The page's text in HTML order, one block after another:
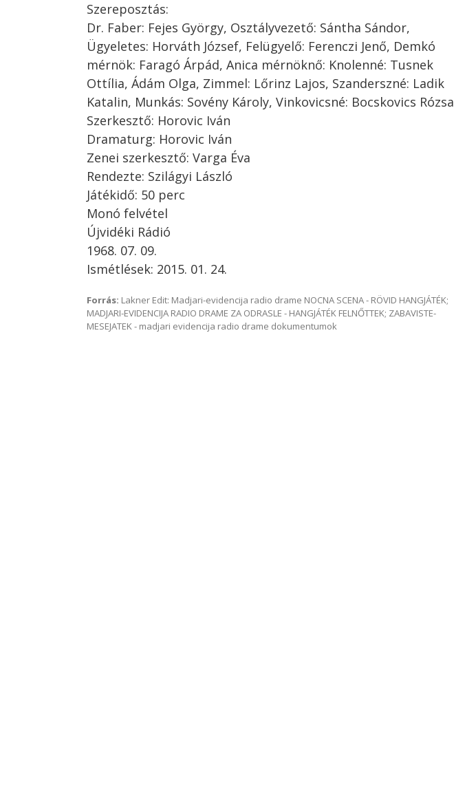
Szereposztás:
Dr. Faber: Fejes György, Osztályvezető: Sántha Sándor,
Ügyeletes: Horváth József, Felügyelő: Ferenczi Jenő, Demkó
mérnök: Faragó Árpád, Anica mérnöknő: Knolenné: Tusnek
Ottília, Ádám Olga, Zimmel: Lőrinz Lajos, Szanderszné: Ladik
Katalin, Munkás: Sovény Károly, Vinkovicsné: Bocskovics Rózsa
Szerkesztő: Horovic Iván
Dramaturg: Horovic Iván
Zenei szerkesztő: Varga Éva
Rendezte: Szilágyi László
Játékidő: 50 perc
Monó felvétel
Újvidéki Rádió
1968. 07. 09.
Ismétlések: 2015. 01. 24.
Forrás: Lakner Edit: Madjari-evidencija radio drame NOCNA SCENA - RÖVID HANGJÁTÉK;
MADJARI-EVIDENCIJA RADIO DRAME ZA ODRASLE - HANGJÁTÉK FELNŐTTEK; ZABAVISTE-
MESEJATEK - madjari evidencija radio drame dokumentumok